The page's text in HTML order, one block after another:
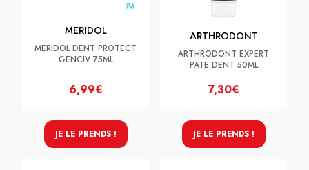
MERIDOL
MERIDOL DENT PROTECT
GENCIV 75ML
6,99€
JE LE PRENDS !
ARTHRODONT
ARTHRODONT EXPERT
PATE DENT 50ML
7,30€
JE LE PRENDS !